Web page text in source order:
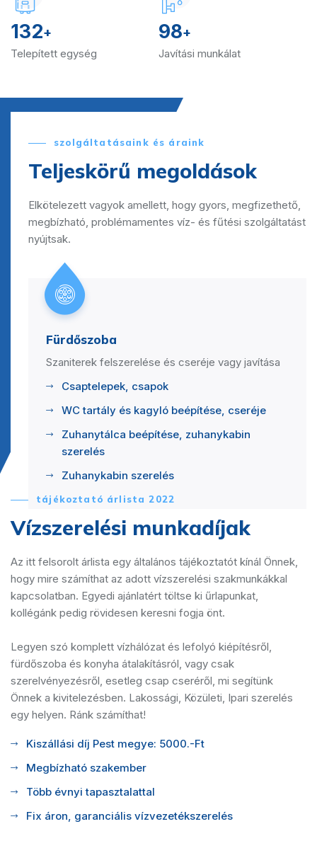
132+
Telepített egység
98+
Javítási munkálat
szolgáltatásaink és áraink
Teljeskörű megoldások
Elkötelezett vagyok amellett, hogy gyors, megfizethető,
megbízható, problémamentes víz- és fűtési szolgáltatást
nyújtsak.
Fürdőszoba
Szaniterek felszerelése és cseréje vagy javítása
Csaptelepek, csapok
WC tartály és kagyló beépítése, cseréje
Zuhanytálca beépítése, zuhanykabin
szerelés
Zuhanykabin szerelés
tájékoztató árlista 2022
Vízszerelési munkadíjak
Az itt felsorolt árlista egy általános tájékoztatót kínál Önnek,
hogy mire számíthat az adott vízszerelési szakmunkákkal
kapcsolatban. Egyedi ajánlatért töltse ki űrlapunkat,
kollégánk pedig rövidesen keresni fogja önt.
Legyen szó komplett vízhálózat és lefolyó kiépítésről,
fürdőszoba és konyha átalakításról, vagy csak
szerelvényezésről, esetleg csap cseréről, mi segítünk
Önnek a kivitelezésben. Lakossági, Közületi, Ipari szerelés
egy helyen. Ránk számíthat!
Kiszállási díj Pest megye: 5000.-Ft
Megbízható szakember
Több évnyi tapasztalattal
Fix áron, garanciális vízvezetékszerelés